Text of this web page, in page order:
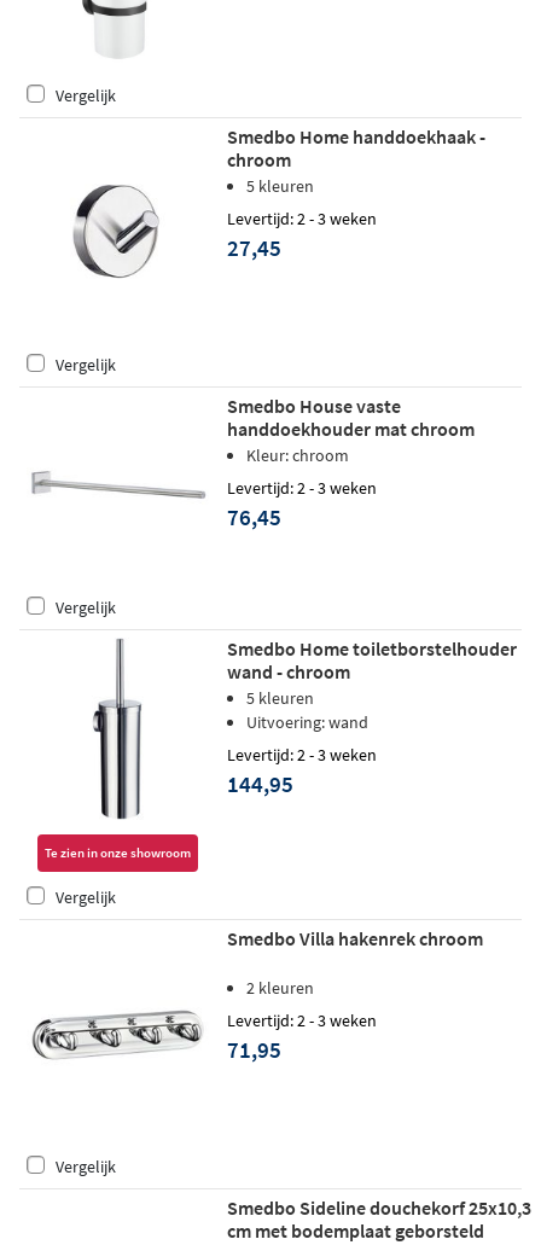
Vergelijk
Smedbo Home handdoekhaak -
chroom
5 kleuren
Levertijd: 2 - 3 weken
27,45
Vergelijk
Smedbo House vaste
handdoekhouder mat chroom
Kleur: chroom
Levertijd: 2 - 3 weken
76,45
Vergelijk
Te zien in onze showroom
Smedbo Home toiletborstelhouder
wand - chroom
5 kleuren
Uitvoering: wand
Levertijd: 2 - 3 weken
144,95
Vergelijk
Smedbo Villa hakenrek chroom
2 kleuren
Levertijd: 2 - 3 weken
71,95
Vergelijk
Smedbo Sideline douchekorf 25x10,3
cm met bodemplaat geborsteld